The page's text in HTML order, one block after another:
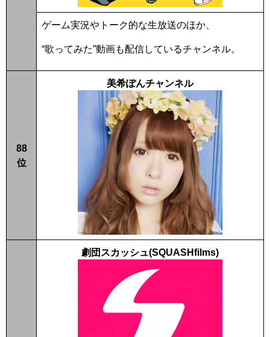
ゲーム実況やトーク的な生放送のほか、
“歌ってみた”動画も配信しているチャンネル。
88
位
美希ぽんチャンネル
劇団スカッシュ(SQUASHfilms)